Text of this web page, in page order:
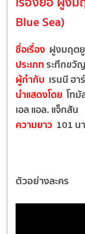
Blue Sea)
ชื่อเรื่อง ฝูงมฤตยู
ประเภทระทึกขวั
ผู้กำกับ เรนนี ฮา
นำแสดงโดย โทมั
เอล แอล. แจ็กสัน
ความยาว 101 น
ตัวอย่างละคร